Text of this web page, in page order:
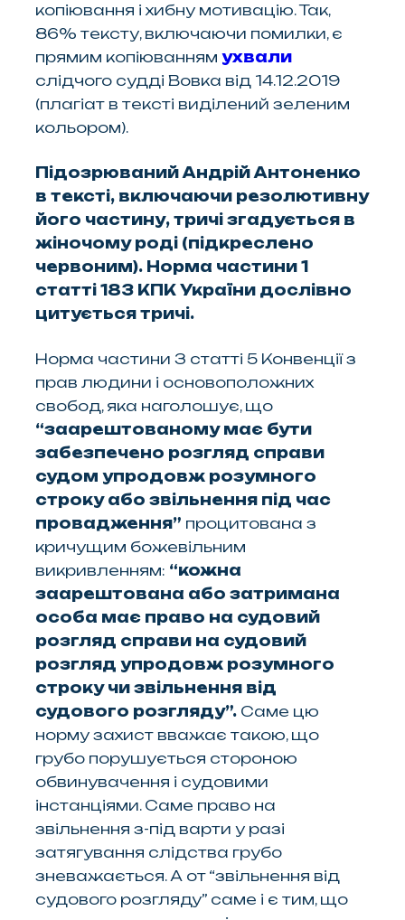
копіювання і хибну мотивацію. Так,
86% тексту, включаючи помилки, є
прямим копіюванням ухвали
слідчого судді Вовка від 14.12.2019
(плагіат в тексті виділений зеленим
кольором).
Підозрюваний Андрій Антоненко
в тексті, включаючи резолютивну
його частину, тричі згадується в
жіночому роді (підкреслено
червоним). Норма частини 1
статті 183 КПК України дослівно
цитується тричі.
Норма частини 3 статті 5 Конвенції з
прав людини і основоположних
свобод, яка наголошує, що
“заарештованому має бути
забезпечено розгляд справи
судом упродовж розумного
строку або звільнення під час
провадження” процитована з
кричущим божевільним
викривленням: “кожна
заарештована або затримана
особа має право на судовий
розгляд справи на судовий
розгляд упродовж розумного
строку чи звільнення від
судового розгляду”. Саме цю
норму захист вважає такою, що
грубо порушується стороною
обвинувачення і судовими
інстанціями. Саме право на
звільнення з-під варти у разі
затягування слідства грубо
зневажається. А от “звільнення від
судового розгляду” саме і є тим, що